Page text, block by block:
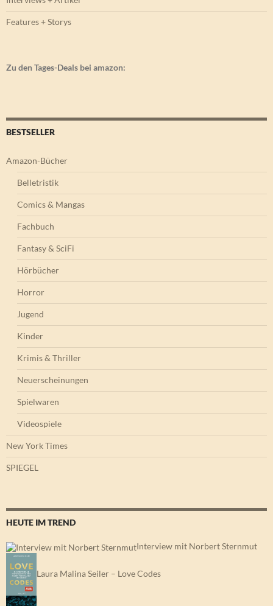
Features + Storys
Zu den Tages-Deals bei amazon:
BESTSELLER
Amazon-Bücher
Belletristik
Comics & Mangas
Fachbuch
Fantasy & SciFi
Hörbücher
Horror
Jugend
Kinder
Krimis & Thriller
Neuerscheinungen
Spielwaren
Videospiele
New York Times
SPIEGEL
HEUTE IM TREND
Interview mit Norbert Sternmut
Laura Malina Seiler – Love Codes